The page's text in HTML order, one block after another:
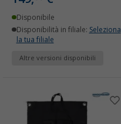
Disponibile
Disponibilità in filiale: Seleziona
la tua filiale
Altre versioni disponibili